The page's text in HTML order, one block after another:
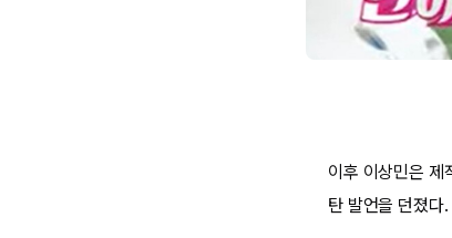
이후 이상민은 제
탄 발언을 던졌다